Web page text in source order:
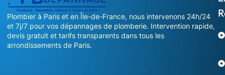
Plombier à Paris et en Île-de-France, nous intervenons 24h/24
et 7j/7 pour vos dépannages de plomberie. Intervention rapide,
devis gratuit et tarifs transparents dans tous les
arrondissements de Paris.